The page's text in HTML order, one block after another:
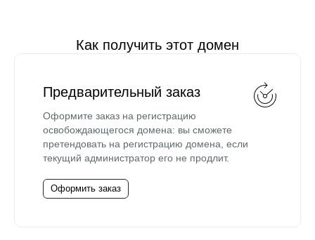
Как получить этот домен
Предварительный заказ
Оформите заказ на регистрацию
освобождающегося домена: вы сможете
претендовать на регистрацию домена, если
текущий администратор его не продлит.
Оформить заказ